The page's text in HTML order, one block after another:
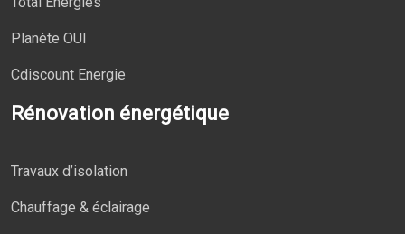
Planète OUI
Cdiscount Energie
Rénovation énergétique
Travaux d’isolation
Chauffage & éclairage